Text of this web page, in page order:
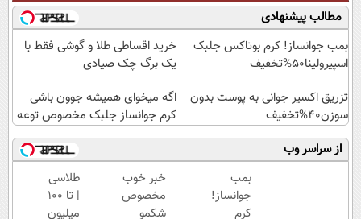
مطالب پیشنهادی
بمب جوانساز! کرم بوتاکس جلبک
اسپیرولینا50%تخفیف
خرید اقساطی طلا و گوشی فقط با
یک برگ چک صیادی
تزریق اکسیر جوانی به پوست بدون
سوزن40%تخفیف
اگه میخوای همیشه جوون باشی
کرم جوانساز جلبک مخصوص توعه
از سراسر وب
بمب
جوانساز!
کرم
خبر خوب
مخصوص
شکمو
طلاسی
| تا 100
میلیون